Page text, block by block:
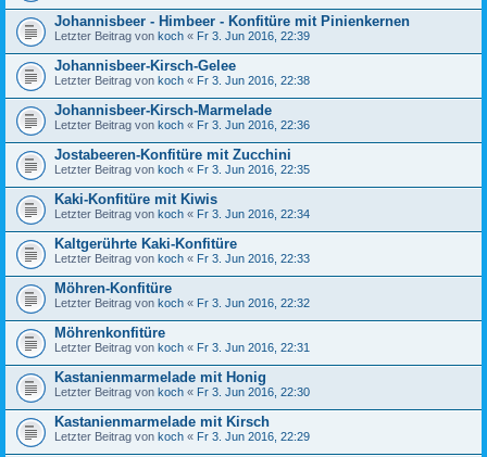
Johannisbeer - Himbeer - Konfitüre mit Pinienkernen
Letzter Beitrag von koch « Fr 3. Jun 2016, 22:39
Johannisbeer-Kirsch-Gelee
Letzter Beitrag von koch « Fr 3. Jun 2016, 22:38
Johannisbeer-Kirsch-Marmelade
Letzter Beitrag von koch « Fr 3. Jun 2016, 22:36
Jostabeeren-Konfitüre mit Zucchini
Letzter Beitrag von koch « Fr 3. Jun 2016, 22:35
Kaki-Konfitüre mit Kiwis
Letzter Beitrag von koch « Fr 3. Jun 2016, 22:34
Kaltgerührte Kaki-Konfitüre
Letzter Beitrag von koch « Fr 3. Jun 2016, 22:33
Möhren-Konfitüre
Letzter Beitrag von koch « Fr 3. Jun 2016, 22:32
Möhrenkonfitüre
Letzter Beitrag von koch « Fr 3. Jun 2016, 22:31
Kastanienmarmelade mit Honig
Letzter Beitrag von koch « Fr 3. Jun 2016, 22:30
Kastanienmarmelade mit Kirsch
Letzter Beitrag von koch « Fr 3. Jun 2016, 22:29